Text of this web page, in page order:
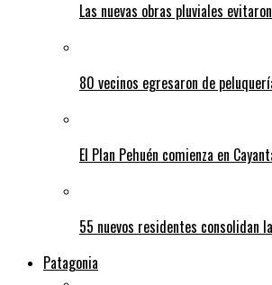
Las nuevas obras pluviales
80 vecinos egresaron de
El Plan Pehuén comienza en
55 nuevos residentes consolidan
Patagonia